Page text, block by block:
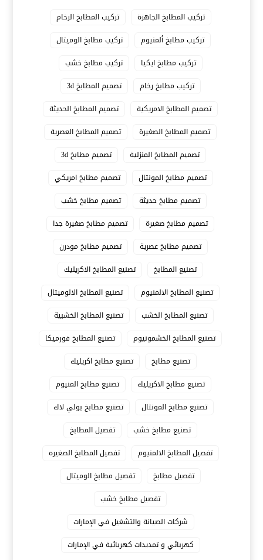
تركيب المطابخ الجاهزة
تركيب المطابخ الرخام
تركيب مطابخ ألمنيوم
تركيب مطابخ الوميتال
تركيب مطابخ ايكيا
تركيب مطابخ خشب
تركيب مطابخ رخام
تصميم المطابخ 3d
تصميم المطابخ الامريكية
تصميم المطابخ الحديثة
تصميم المطابخ الصغيرة
تصميم المطابخ العصرية
تصميم المطابخ المنزلية
تصميم مطابخ 3d
تصميم مطابخ المونتال
تصميم مطابخ امريكي
تصميم مطابخ حديثة
تصميم مطابخ خشب
تصميم مطابخ صغيرة
تصميم مطابخ صغيرة جدا
تصميم مطابخ عصرية
تصميم مطابخ مودرن
تصنيع المطابخ
تصنيع المطابخ الاكريليك
تصنيع المطابخ الالمنيوم
تصنيع المطابخ الالوميتال
تصنيع المطابخ الخشب
تصنيع المطابخ الخشبية
تصنيع المطابخ الخشمونيوم
تصنيع المطابخ فورميكا
تصنيع مطابخ
تصنيع مطابخ اكريليك
تصنيع مطابخ الاكريليك
تصنيع مطابخ المنيوم
تصنيع مطابخ المونتال
تصنيع مطابخ بولي لاك
تصنيع مطابخ خشب
تفصيل المطابخ
تفصيل المطابخ الالمنيوم
تفصيل المطابخ الصغيره
تفصيل مطابخ
تفصيل مطابخ الوميتال
تفصيل مطابخ خشب
شركات الصيانة والتشغيل في الإمارات
كهربائي و تمديدات كهربائية في الإمارات